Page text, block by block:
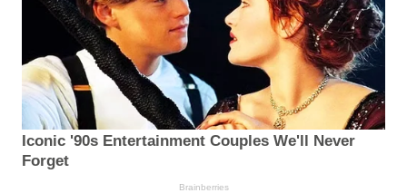
Iconic '90s Entertainment Couples We'll Never
Forget
Brainberries